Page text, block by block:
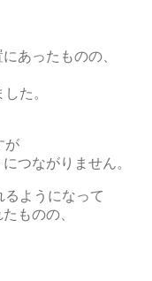
あったものの、
た。
が
つながりません。
ようになって
ものの、